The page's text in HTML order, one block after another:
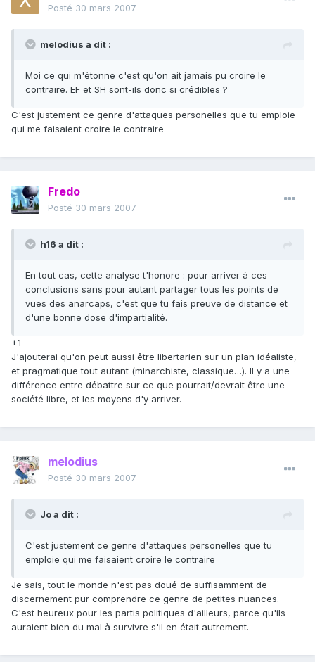
Posté 30 mars 2007
melodius a dit :
Moi ce qui m'étonne c'est qu'on ait jamais pu croire le
contraire. EF et SH sont-ils donc si crédibles ?
C'est justement ce genre d'attaques personelles que tu emploie
qui me faisaient croire le contraire
Fredo
Posté 30 mars 2007
h16 a dit :
En tout cas, cette analyse t'honore : pour arriver à ces
conclusions sans pour autant partager tous les points de
vues des anarcaps, c'est que tu fais preuve de distance et
d'une bonne dose d'impartialité.
+1
J'ajouterai qu'on peut aussi être libertarien sur un plan idéaliste,
et pragmatique tout autant (minarchiste, classique…). Il y a une
différence entre débattre sur ce que pourrait/devrait être une
société libre, et les moyens d'y arriver.
melodius
Posté 30 mars 2007
Jo a dit :
C'est justement ce genre d'attaques personelles que tu
emploie qui me faisaient croire le contraire
Je sais, tout le monde n'est pas doué de suffisamment de
discernement pur comprendre ce genre de petites nuances.
C'est heureux pour les partis politiques d'ailleurs, parce qu'ils
auraient bien du mal à survivre s'il en était autrement.